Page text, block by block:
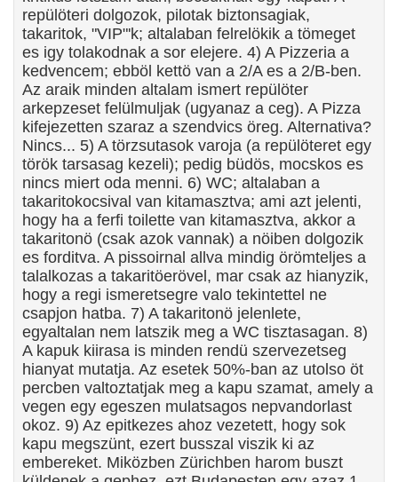
repülöteri dolgozok, pilotak biztonsagiak,
takaritok, "VIP"'k; altalaban felrelökik a tömeget
es igy tolakodnak a sor elejere. 4) A Pizzeria a
kedvencem; ebböl kettö van a 2/A es a 2/B-ben.
Az araik minden altalam ismert repülöter
arkepzeset felülmuljak (ugyanaz a ceg). A Pizza
kifejezetten szaraz a szendvics öreg. Alternativa?
Nincs... 5) A törzsutasok varoja (a repülöteret egy
török tarsasag kezeli); pedig büdös, mocskos es
nincs miert oda menni. 6) WC; altalaban a
takaritokocsival van kitamasztva; ami azt jelenti,
hogy ha a ferfi toilette van kitamasztva, akkor a
takaritonö (csak azok vannak) a nöiben dolgozik
es forditva. A pissoirnal allva mindig örömteljes a
talalkozas a takaritöerövel, mar csak az hianyzik,
hogy a regi ismeretsegre valo tekintettel ne
csapjon hatba. 7) A takaritonö jelenlete,
egyaltalan nem latszik meg a WC tisztasagan. 8)
A kapuk kiirasa is minden rendü szervezetseg
hianyat mutatja. Az esetek 50%-ban az utolso öt
percben valtoztatjak meg a kapu szamat, amely a
vegen egy egeszen mulatsagos nepvandorlast
okoz. 9) Az epitkezes ahoz vezetett, hogy sok
kapu megszünt, ezert busszal viszik ki az
embereket. Miközben Zürichben harom buszt